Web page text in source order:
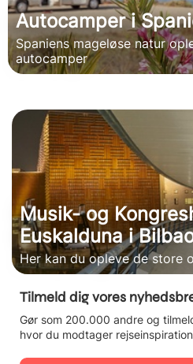
Autocamper i
Spaniens mageløse natur
autocamper
Musik- og
Euskalduna i
Her kan du opleve de store
Tilmeld dig vores
Gør som 200.000 andre og
hvor du modtager